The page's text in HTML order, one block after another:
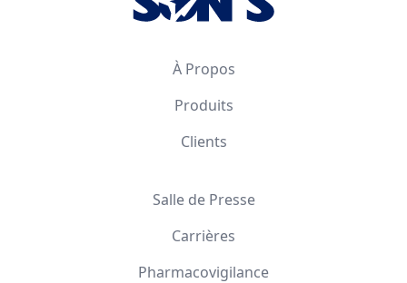
À Propos
Produits
Clients
Salle de Presse
Carrières
Pharmacovigilance